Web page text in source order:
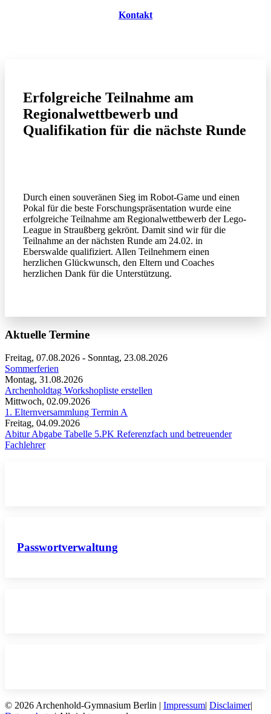
Kontakt
Erfolgreiche Teilnahme am
Regionalwettbewerb und
Qualifikation für die nächste Runde
Durch einen souveränen Sieg im Robot-Game und einen
Pokal für die beste Forschungspräsentation wurde eine
erfolgreiche Teilnahme am Regionalwettbewerb der Lego-
League in Straußberg gekrönt. Damit sind wir für die
Teilnahme an der nächsten Runde am 24.02. in
Eberswalde qualifiziert. Allen Teilnehmern einen
herzlichen Glückwunsch, den Eltern und Coaches
herzlichen Dank für die Unterstützung.
Aktuelle Termine
Freitag, 07.08.2026 - Sonntag, 23.08.2026
Sommerferien
Montag, 31.08.2026
Archenholdtag Workshopliste erstellen
Mittwoch, 02.09.2026
1. Elternversammlung Termin A
Freitag, 04.09.2026
Abitur Abgabe Tabelle 5.PK Referenzfach und betreuender
Fachlehrer
Passwortverwaltung
© 2026 Archenhold-Gymnasium Berlin | Impressum| Disclaimer|